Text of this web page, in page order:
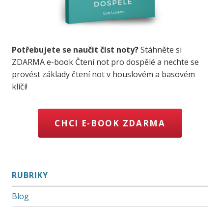
Potřebujete se naučit číst noty?Stáhněte si
ZDARMA e-book Čtení not pro dospělé a nechte se
provést základy čtení not v houslovém a basovém
klíči!
CHCI E-BOOK ZDARMA
RUBRIKY
Blog